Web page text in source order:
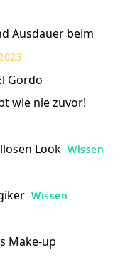
Ausdauer beim
Gordo
wie nie zuvor!
Look Wissen
Wissen
Make-up